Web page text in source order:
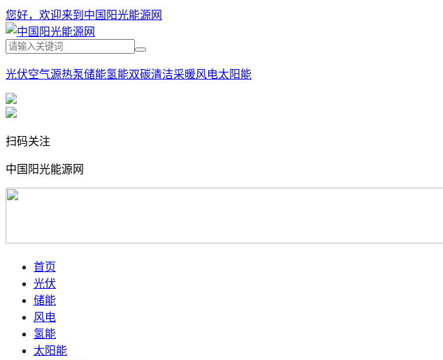
您好，欢迎来到中国阳光能源网
光伏空气源热泵储能氢能双碳清洁采暖风电太阳能
扫码关注
中国阳光能源网
首页
光伏
储能
风电
氢能
太阳能